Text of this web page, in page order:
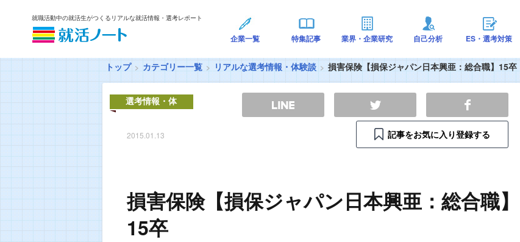
就職活動中の就活生がつくるリアルな就活情報・選考レポート
企業一覧 特集記事 業界・企業研究 自己分析 ES・選考対策
トップ カテゴリー一覧 リアルな選考情報・体験談 損害保険【損保ジャパン日本興亜：総合職】15卒
選考情報・体
2015.01.13 記事をお気に入り登録する
損害保険【損保ジャパン日本興亜：総合職】
15卒